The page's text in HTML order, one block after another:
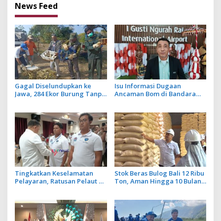
News Feed
Gagal Diselundupkan ke
Jawa, 284 Ekor Burung Tanpa
Isu Informasi Dugaan
Ancaman Bom di Bandara
Lancar
Tingkatkan Keselamatan
Pelayaran, Ratusan Pelaut di
Stok Beras Bulog Bali 12 Ribu
Ton, Aman Hingga 10 Bulan